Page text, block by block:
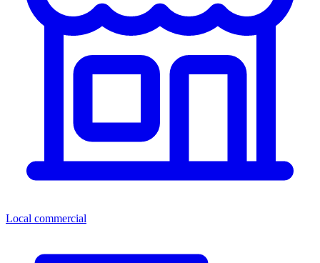
Local commercial